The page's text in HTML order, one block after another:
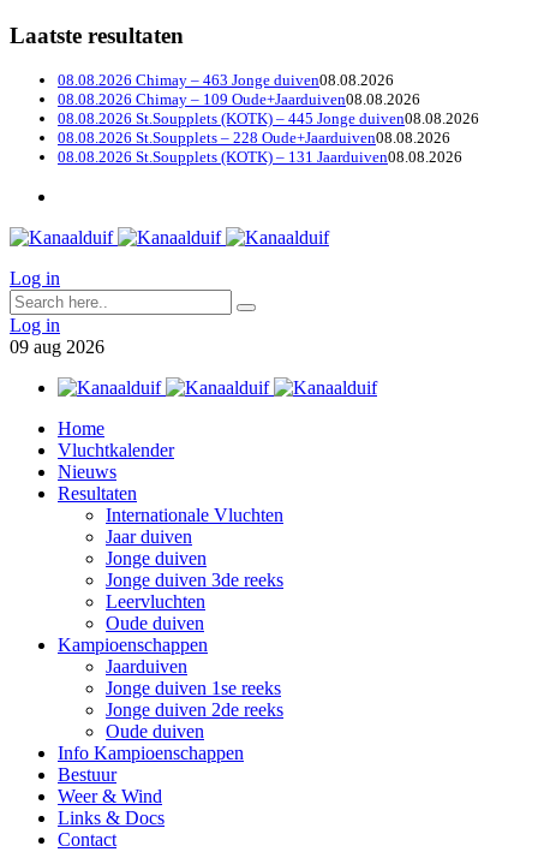
Laatste resultaten
08.08.2026 Chimay – 463 Jonge duiven08.08.2026
08.08.2026 Chimay – 109 Oude+Jaarduiven08.08.2026
08.08.2026 St.Soupplets (KOTK) – 445 Jonge duiven08.08.2026
08.08.2026 St.Soupplets – 228 Oude+Jaarduiven08.08.2026
08.08.2026 St.Soupplets (KOTK) – 131 Jaarduiven08.08.2026
Log in
Log in
09 aug 2026
Home
Vluchtkalender
Nieuws
Resultaten
Internationale Vluchten
Jaar duiven
Jonge duiven
Jonge duiven 3de reeks
Leervluchten
Oude duiven
Kampioenschappen
Jaarduiven
Jonge duiven 1se reeks
Jonge duiven 2de reeks
Oude duiven
Info Kampioenschappen
Bestuur
Weer & Wind
Links & Docs
Contact